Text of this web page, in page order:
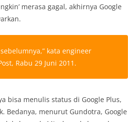
merasa gagal, akhirnya Google
kata engineer
Rabu 29 Juni 2011.
bisa menulis status di Google Plus,
Bedanya, menurut Gundotra, Google